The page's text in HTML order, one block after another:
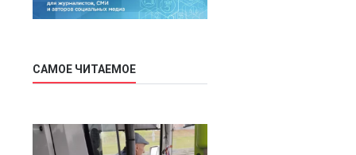
САМОЕ ЧИТАЕМОЕ